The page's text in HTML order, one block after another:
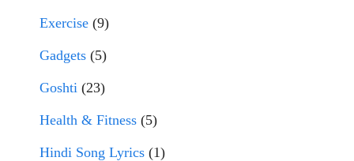
Exercise (9)
Gadgets (5)
Goshti (23)
Health & Fitness (5)
Hindi Song Lyrics (1)